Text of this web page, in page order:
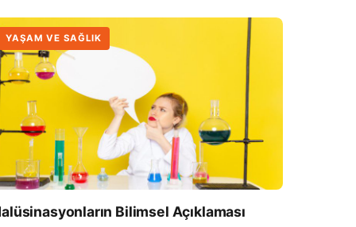
stres, kalp hastalıkları, yüksek tansiyon ve
sistemi zayıflığı gibi sağlık sorunlarına yol
pozitif bir bakış açısı, bu olumsuz etkileri
aza indirir. Düşüncelerinizin gücü, […]
YAŞAM VE SAĞLIK
Bilimsel Açıklaması